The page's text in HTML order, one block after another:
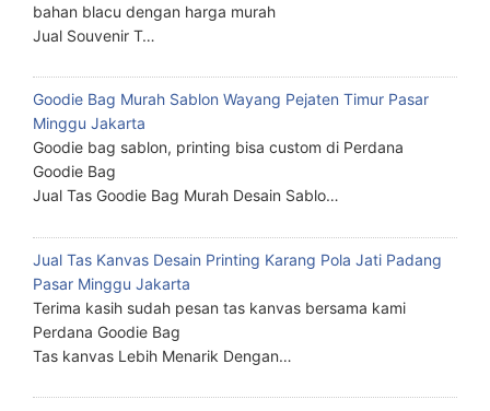
bahan blacu dengan harga murah
Jual Souvenir T…
Goodie Bag Murah Sablon Wayang Pejaten Timur Pasar
Minggu Jakarta
Goodie bag sablon, printing bisa custom di Perdana
Goodie Bag
Jual Tas Goodie Bag Murah Desain Sablo…
Jual Tas Kanvas Desain Printing Karang Pola Jati Padang
Pasar Minggu Jakarta
Terima kasih sudah pesan tas kanvas bersama kami
Perdana Goodie Bag
Tas kanvas Lebih Menarik Dengan…